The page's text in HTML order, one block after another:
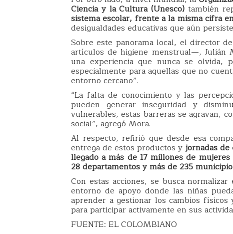
Ciencia y la Cultura (Unesco) también
sistema escolar, frente a la misma cifra
desigualdades educativas que aún
Sobre este panorama local, el director
artículos de higiene menstrual—, Julián
una experiencia que nunca se olvida,
especialmente para aquellas que no
entorno cercano”.
“La falta de conocimiento y las
pueden generar inseguridad y
vulnerables, estas barreras se agravan,
social”, agregó Mora.
Al respecto, refirió que desde esa
entrega de estos productos y jornadas
llegado a más de 17 millones de
28 departamentos y más de 235
Con estas acciones, se busca
entorno de apoyo donde las niñas
aprender a gestionar los cambios
para participar activamente en sus
FUENTE: EL COLOMBIANO